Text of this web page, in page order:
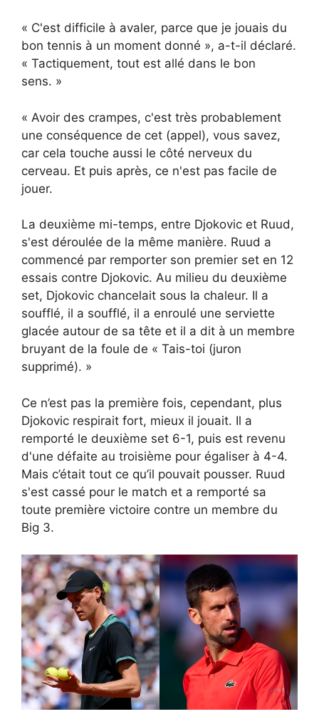
« C'est difficile à avaler, parce que je jouais du
bon tennis à un moment donné », a-t-il déclaré.
« Tactiquement, tout est allé dans le bon
sens. »
« Avoir des crampes, c'est très probablement
une conséquence de cet (appel), vous savez,
car cela touche aussi le côté nerveux du
cerveau. Et puis après, ce n'est pas facile de
jouer.
La deuxième mi-temps, entre Djokovic et Ruud,
s'est déroulée de la même manière. Ruud a
commencé par remporter son premier set en 12
essais contre Djokovic. Au milieu du deuxième
set, Djokovic chancelait sous la chaleur. Il a
soufflé, il a soufflé, il a enroulé une serviette
glacée autour de sa tête et il a dit à un membre
bruyant de la foule de « Tais-toi (juron
supprimé). »
Ce n’est pas la première fois, cependant, plus
Djokovic respirait fort, mieux il jouait. Il a
remporté le deuxième set 6-1, puis est revenu
d'une défaite au troisième pour égaliser à 4-4.
Mais c’était tout ce qu’il pouvait pousser. Ruud
s'est cassé pour le match et a remporté sa
toute première victoire contre un membre du
Big 3.